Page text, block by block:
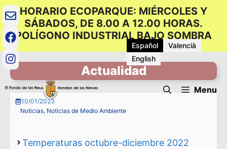
Saltar
contenido
Español
Valencià
English
Menu
HORARIO ECOPARQUE: MIÉRCOLES Y
SÁBADOS, DE 8.00 A 12.00 HORAS.
POLÍGONO INDUSTRIAL BAJO SOMBRA
Actualidad
10/01/2023
Noticias, Noticias de Medio Ambiente
Temperaturas octubre-diciembre 2022